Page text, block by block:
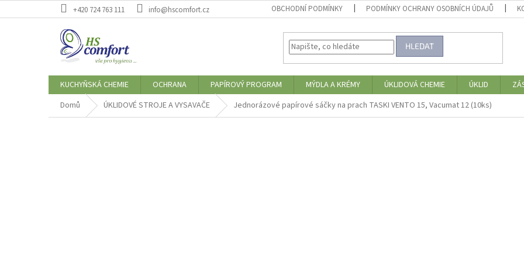
na
+420 724 763 111 info@hscomfort.cz OBCHODNÍ PODMÍNKY PODMÍNKY OCHRANY OSOBNÍCH ÚDAJŮ
HLEDAT
KUCHYŇSKÁ CHEMIE OCHRANA PAPÍROVÝ PROGRAM MÝDLA A KRÉMY ÚKLIDOVÁ CHEMIE ÚKLID
Domů
ÚKLIDOVÉ STROJE A VYSAVAČE Jednorázové papírové sáčky na prach TASKI VENTO 15, Vacumat 12 (10ks)